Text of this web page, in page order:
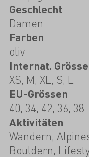
Geschlecht
Damen
Farben
oliv
Internat. Grösse
XS, M, XL, S, L
EU-Grössen
40, 34, 42, 36, 38
Aktivitäten
Wandern,
Bouldern,